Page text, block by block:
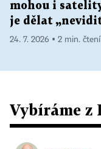
mohou i
je dělat
24. 7. 2026 ▪ 2 min. čtení
Vybíráme z